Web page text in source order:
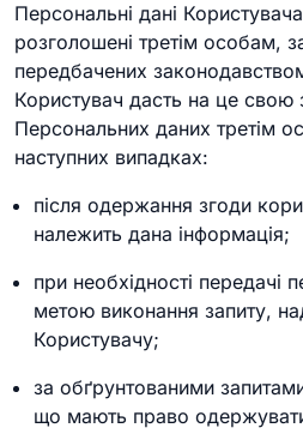
Персональні дані
розголошені третім особам,
передбачених
Користувач дасть на це свою
Персональних даних третім
наступних випадках:
після одержання згоди
належить дана інформація;
при необхідності передачі
метою виконання запиту,
Користувачу;
за обґрунтованими
що мають право одержувати